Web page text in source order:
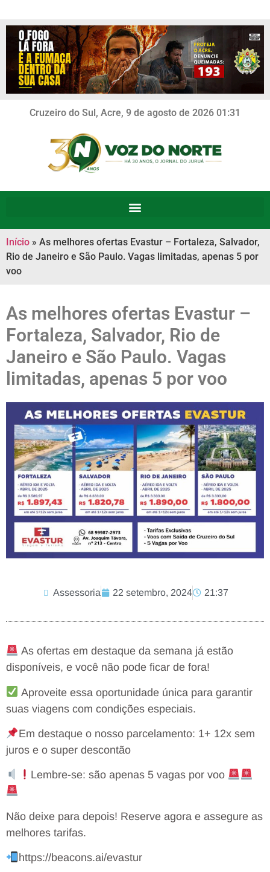
Cruzeiro do Sul, Acre, 9 de agosto de 2026 01:31
Início » As melhores ofertas Evastur – Fortaleza, Salvador,
Rio de Janeiro e São Paulo. Vagas limitadas, apenas 5 por
voo
As melhores ofertas Evastur –
Fortaleza, Salvador, Rio de
Janeiro e São Paulo. Vagas
limitadas, apenas 5 por voo
Assessoria 22 setembro, 2024 21:37
As ofertas em destaque da semana já estão
disponíveis, e você não pode ficar de fora!
Aproveite essa oportunidade única para garantir
suas viagens com condições especiais.
Em destaque o nosso parcelamento: 1+ 12x sem
juros e o super descontão
Lembre-se: são apenas 5 vagas por voo
Não deixe para depois! Reserve agora e assegure as
melhores tarifas.
https://beacons.ai/evastur